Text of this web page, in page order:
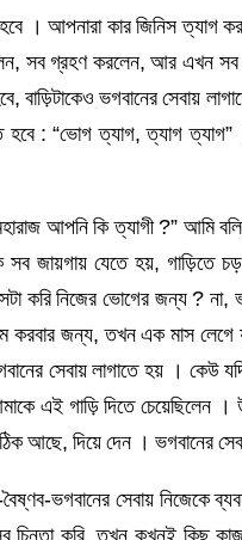
। আপনারা কার জিনিস ত্যাগ
সব গ্রহণ করলেন, আর এখন সব
বাড়িটাকেও ভগবানের সেবায়
হবে : “ভোগ ত্যাগ, ত্যাগ
আপনি কি ত্যাগী ?” আমি
সব জায়গায় যেতে হয়, গাড়িতে
করি নিজের ভোগের জন্য ? না,
করবার জন্য, তখন এক মাস
সেবায় লাগাতে হয় । কেউ
এই গাড়ি দিতে চেয়েছিলেন ।
আছে, দিয়ে দেন । ভগবানের
ভগবানের সেবায় নিজেকে
করি, তখন কখনই কিছু কাজ